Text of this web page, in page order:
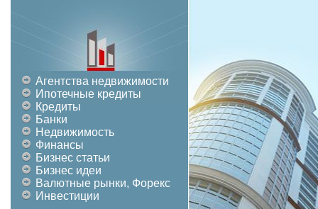
Агентства недвижимости
Ипотечные кредиты
Кредиты
Банки
Недвижимость
Финансы
Бизнес статьи
Бизнес идеи
Валютные рынки, Форекс
Инвестиции